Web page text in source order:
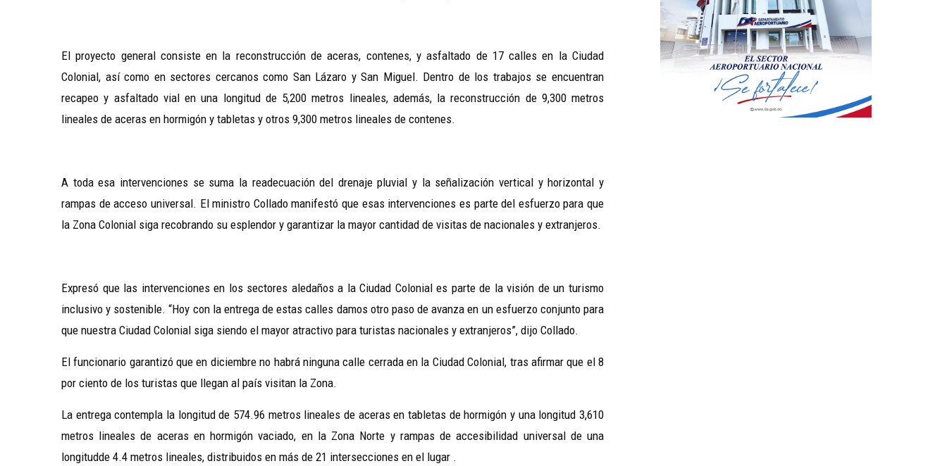
El proyecto general consiste en la reconstrucción de aceras, contenes, y asfaltado de 17 calles en la Ciudad
Colonial, así como en sectores cercanos como San Lázaro y San Miguel. Dentro de los trabajos se encuentran
recapeo y asfaltado vial en una longitud de 5,200 metros lineales, además, la reconstrucción de 9,300 metros
lineales de aceras en hormigón y tabletas y otros 9,300 metros lineales de contenes.
A toda esa intervenciones se suma la readecuación del drenaje pluvial y la señalización vertical y horizontal y
rampas de acceso universal. El ministro Collado manifestó que esas intervenciones es parte del esfuerzo para que
la Zona Colonial siga recobrando su esplendor y garantizar la mayor cantidad de visitas de nacionales y extranjeros.
Expresó que las intervenciones en los sectores aledaños a la Ciudad Colonial es parte de la visión de un turismo
inclusivo y sostenible. “Hoy con la entrega de estas calles damos otro paso de avanza en un esfuerzo conjunto para
que nuestra Ciudad Colonial siga siendo el mayor atractivo para turistas nacionales y extranjeros”, dijo Collado.
El funcionario garantizó que en diciembre no habrá ninguna calle cerrada en la Ciudad Colonial, tras afirmar que el 8
por ciento de los turistas que llegan al país visitan la Zona.
La entrega contempla la longitud de 574.96 metros lineales de aceras en tabletas de hormigón y una longitud 3,610
metros lineales de aceras en hormigón vaciado, en la Zona Norte y rampas de accesibilidad universal de una
longitudde 4.4 metros lineales, distribuidos en más de 21 intersecciones en el lugar .